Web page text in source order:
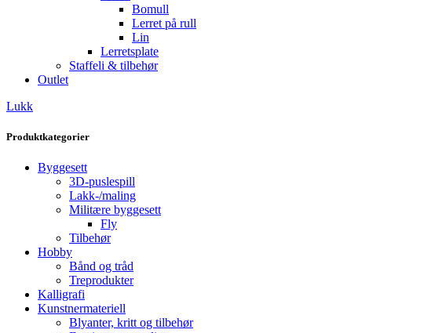
Bomull
Lerret på rull
Lin
Lerretsplate
Staffeli & tilbehør
Outlet
Lukk
Produktkategorier
Byggesett
3D-puslespill
Lakk-/maling
Militære byggesett
Fly
Tilbehør
Hobby
Bånd og tråd
Treprodukter
Kalligrafi
Kunstnermateriell
Blyanter, kritt og tilbehør